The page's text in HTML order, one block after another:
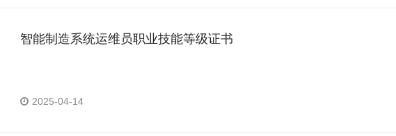
智能制造系统运维员职业技能等级证书
2025-04-14